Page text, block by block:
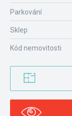
Parkování
Sklep
Kód nemovitosti